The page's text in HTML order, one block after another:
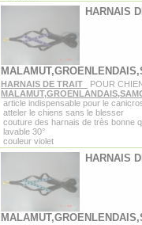
HARNAIS
HARNAIS DE TRAIT
POUR
article indispensable pour le
atteler le chiens sans le blesser
couture des harnais de très bonne
lavable 30°
couleur violet
HARNAIS